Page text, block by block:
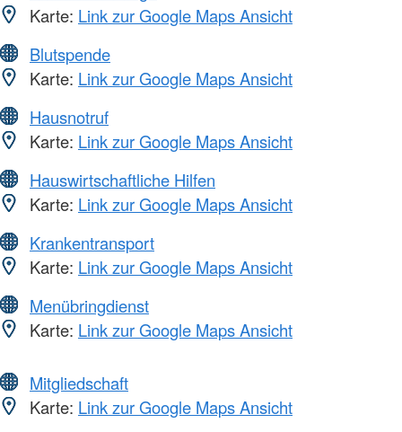
Karte: Link zur Google Maps Ansicht
Blutspende
Karte: Link zur Google Maps Ansicht
Hausnotruf
Karte: Link zur Google Maps Ansicht
Hauswirtschaftliche Hilfen
Karte: Link zur Google Maps Ansicht
Krankentransport
Karte: Link zur Google Maps Ansicht
Menübringdienst
Karte: Link zur Google Maps Ansicht
Mitgliedschaft
Karte: Link zur Google Maps Ansicht